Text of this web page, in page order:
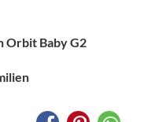
Orbit Baby G2